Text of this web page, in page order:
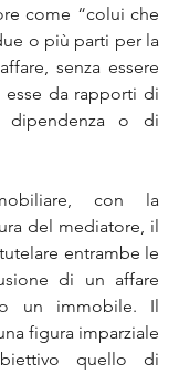
come “colui che
o più parti per la
senza essere
da rapporti di
dipendenza o di
con la
del mediatore, il
entrambe le
di un affare
un immobile. Il
figura imparziale
quello di